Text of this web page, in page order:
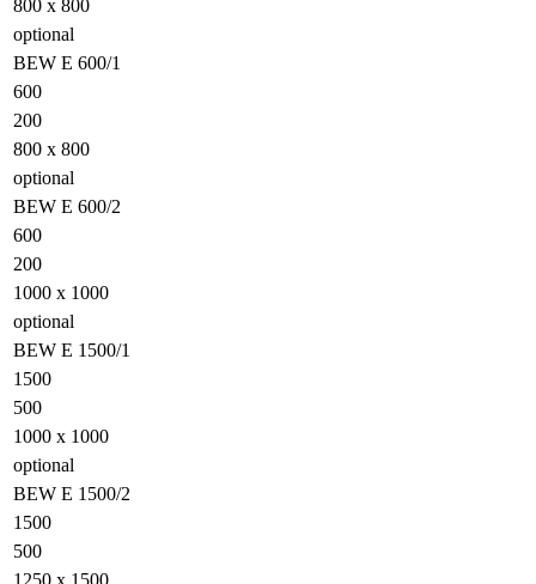
800 x 800
optional
BEW E 600/1
600
200
800 x 800
optional
BEW E 600/2
600
200
1000 x 1000
optional
BEW E 1500/1
1500
500
1000 x 1000
optional
BEW E 1500/2
1500
500
1250 x 1500